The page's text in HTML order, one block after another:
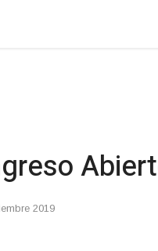
2019